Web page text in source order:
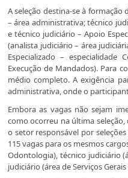
A seleção destina-se à
– área administrativa; técnico
e técnico judiciário – Apoio
(analista judiciário – área
Especializado – especialidade
Execução de Mandados). Para
médio completo. A exigência
administrativa, onde o
Embora as vagas não sejam
como ocorreu na última
o setor responsável por
115 vagas para os mesmos
Odontologia), técnico judiciário
judiciário (área de Serviços